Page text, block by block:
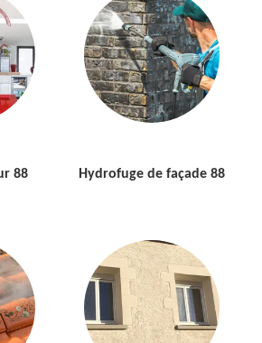
88 Hydrofuge de façade 88